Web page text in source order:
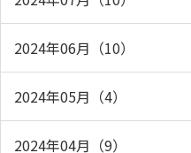
2024年06月（10）
2024年05月（4）
2024年04月（9）